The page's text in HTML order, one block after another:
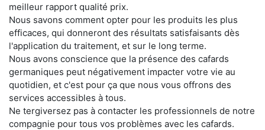
meilleur rapport qualité prix.
Nous savons comment opter pour les produits les plus
efficaces, qui donneront des résultats satisfaisants dès
l'application du traitement, et sur le long terme.
Nous avons conscience que la présence des cafards
germaniques peut négativement impacter votre vie au
quotidien, et c'est pour ça que nous vous offrons des
services accessibles à tous.
Ne tergiversez pas à contacter les professionnels de notre
compagnie pour tous vos problèmes avec les cafards.